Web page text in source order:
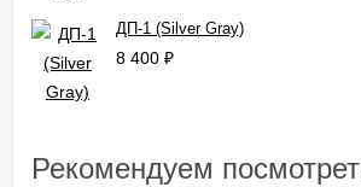
ДП-1 (Silver Gray)
8 400 ₽
Рекомендуем